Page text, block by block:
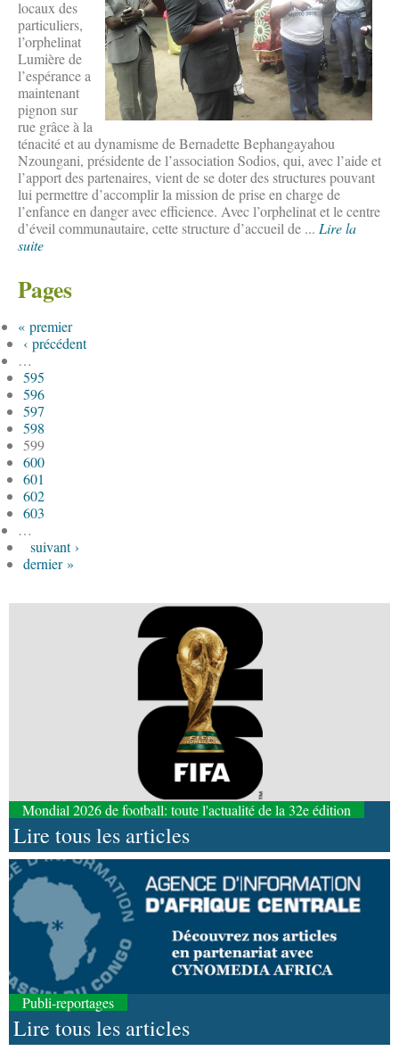
locaux des
particuliers,
l’orphelinat
Lumière de
l’espérance a
maintenant
pignon sur
rue grâce à la
ténacité et au dynamisme de Bernadette Bephangayahou
Nzoungani, présidente de l’association Sodios, qui, avec l’aide et
l’apport des partenaires, vient de se doter des structures pouvant
lui permettre d’accomplir la mission de prise en charge de
l’enfance en danger avec efficience. Avec l’orphelinat et le centre
d’éveil communautaire, cette structure d’accueil de ... Lire la
suite
Pages
« premier
‹ précédent
…
595
596
597
598
599
600
601
602
603
…
suivant ›
dernier »
Mondial 2026 de football: toute l'actualité de la 32e édition
Lire tous les articles
Publi-reportages
Lire tous les articles